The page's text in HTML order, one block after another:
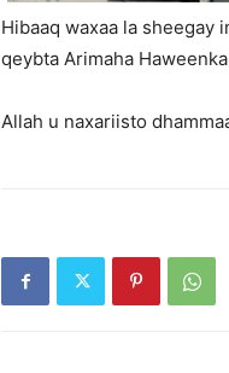
Hibaaq waxaa la sheegay
qeybta Arimaha
Allah u naxariisto